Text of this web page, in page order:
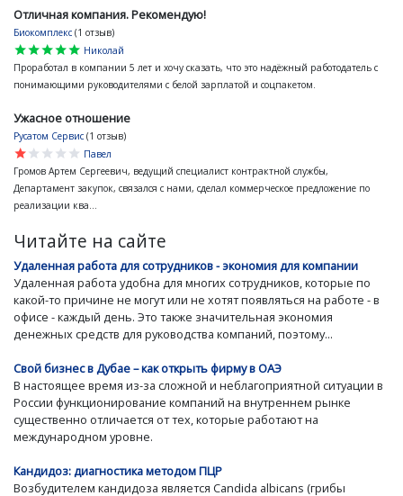
Отличная компания. Рекомендую!
Биокомплекс (1 отзыв)
star
star
star
star
star
Николай
Проработал в компании 5 лет и хочу сказать, что это надёжный работодатель с
понимающими руководителями с белой зарплатой и соцпакетом.
Ужасное отношение
Русатом Сервис (1 отзыв)
star
star
star
star
star
Павел
Громов Артем Сергеевич, ведущий специалист контрактной службы,
Департамент закупок, связался с нами, сделал коммерческое предложение по
реализации ква...
Читайте на сайте
Удаленная работа для сотрудников - экономия для компании
Удаленная работа удобна для многих сотрудников, которые по
какой-то причине не могут или не хотят появляться на работе - в
офисе - каждый день. Это также значительная экономия
денежных средств для руководства компаний, поэтому...
Свой бизнес в Дубае – как открыть фирму в ОАЭ
В настоящее время из-за сложной и неблагоприятной ситуации в
России функционирование компаний на внутреннем рынке
существенно отличается от тех, которые работают на
международном уровне.
Кандидоз: диагностика методом ПЦР
Возбудителем кандидоза является Candida albicans (грибы